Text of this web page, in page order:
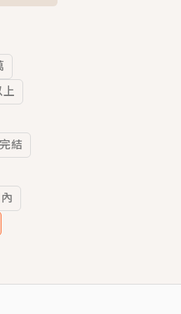
越遠古後成了野人娘子》你
上
結